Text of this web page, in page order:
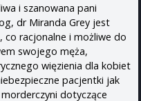
i szanowana pani
dr Miranda Grey jest
co racjonalne i możliwe do
swojego męża,
więzienia dla kobiet
pacjentki jak
dotyczące